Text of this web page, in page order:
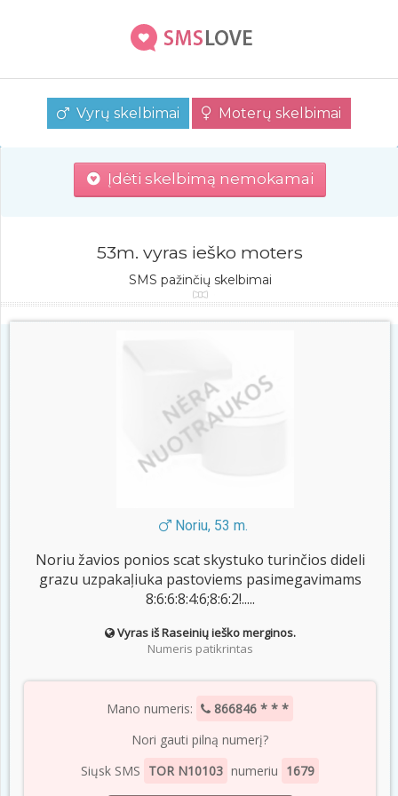
Vyrų skelbimai Moterų skelbimai
Įdėti skelbimą nemokamai
53m. vyras ieško moters
SMS pažinčių skelbimai
Noriu, 53 m.
Noriu žavios ponios scat skystuko turinčios dideli
grazu uzpakaļiuka pastoviems pasimegavimams
8:6:6:8:4:6;8:6:2!.....
Vyras iš Raseinių ieško merginos.
Numeris patikrintas
Mano numeris:
866846 * * *
Nori gauti pilną numerį?
Siųsk SMS TOR N10103 numeriu 1679